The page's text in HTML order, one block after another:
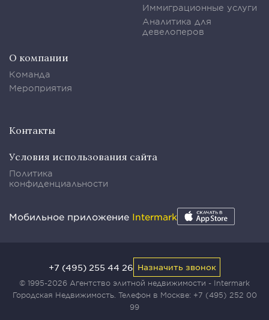
Иммиграционные услуги
Аналитика для
девелоперов
О компании
Команда
Мероприятия
Контакты
Условия использования сайта
Политика
конфиденциальности
Мобильное приложение Intermark
© 1995-2026 Агентство элитной недвижимости - Intermark
Городская Недвижимость. Телефон в Москве: +7 (495) 252 00
99
+7 (495) 255 44 26 Назначить звонок